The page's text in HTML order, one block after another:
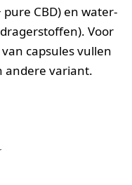
CBD) en water-
Voor
capsules vullen
andere variant.